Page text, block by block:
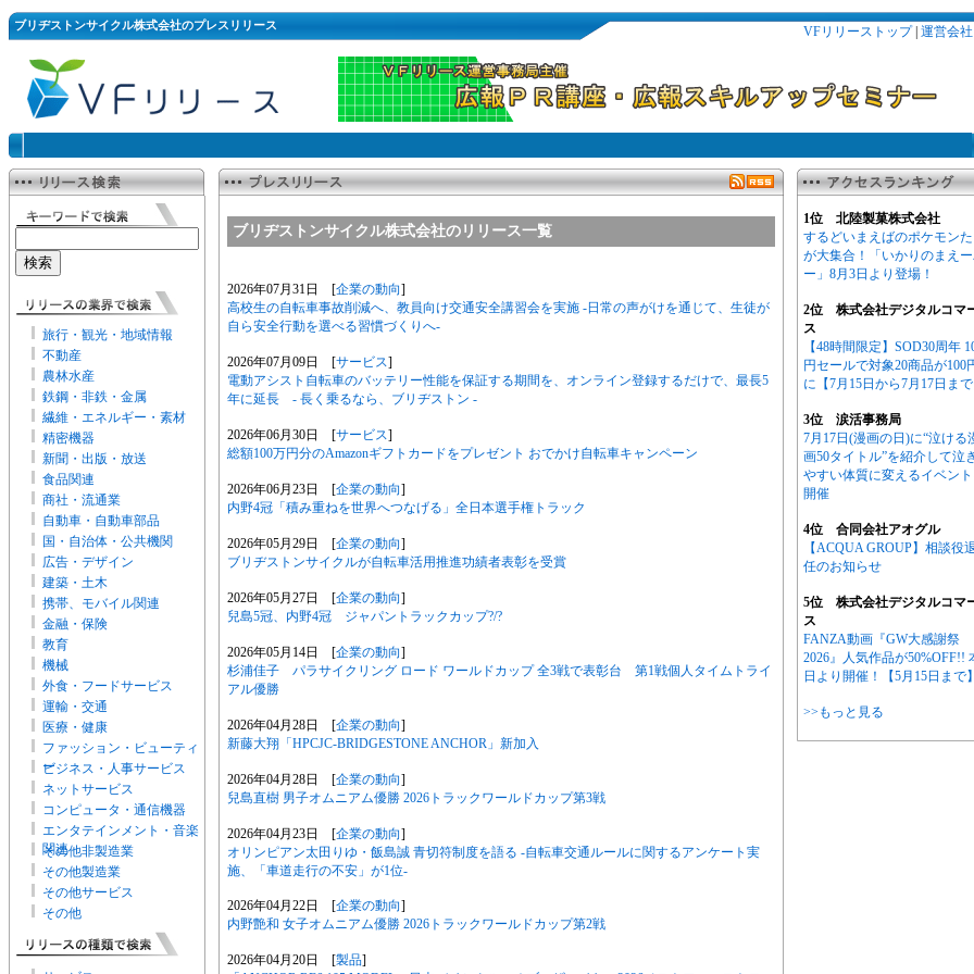
ブリヂストンサイクル株式会社のプレスリリース VFリリーストップ| 運営会社
旅行・観光・地域情報
不動産
農林水産
鉄鋼・非鉄・金属
繊維・エネルギー・素材
精密機器
新聞・出版・放送
食品関連
商社・流通業
自動車・自動車部品
国・自治体・公共機関
広告・デザイン
建築・土木
携帯、モバイル関連
金融・保険
教育
機械
外食・フードサービス
運輸・交通
医療・健康
ファッション・ビューティ
ー
ビジネス・人事サービス
ネットサービス
コンピュータ・通信機器
エンタテインメント・音楽
関連
その他非製造業
その他製造業
その他サービス
その他
ブリヂストンサイクル株式会社のリリース一覧
2026年07月31日 [企業の動向]
高校生の自転車事故削減へ、教員向け交通安全講習会を実施 -日常の声がけを通じて、生徒が
自ら安全行動を選べる習慣づくりへ-
2026年07月09日 [サービス]
電動アシスト自転車のバッテリー性能を保証する期間を、オンライン登録するだけで、最長5
年に延長 - 長く乗るなら、ブリヂストン -
2026年06月30日 [サービス]
総額100万円分のAmazonギフトカードをプレゼント おでかけ自転車キャンペーン
2026年06月23日 [企業の動向]
内野4冠「積み重ねを世界へつなげる」全日本選手権トラック
2026年05月29日 [企業の動向]
ブリヂストンサイクルが自転車活用推進功績者表彰を受賞
2026年05月27日 [企業の動向]
兒島5冠、内野4冠 ジャパントラックカップ?/?
2026年05月14日 [企業の動向]
杉浦佳子 パラサイクリング ロード ワールドカップ 全3戦で表彰台 第1戦個人タイムトライ
アル優勝
2026年04月28日 [企業の動向]
新藤大翔「HPCJC-BRIDGESTONE ANCHOR」新加入
2026年04月28日 [企業の動向]
兒島直樹 男子オムニアム優勝 2026トラックワールドカップ第3戦
2026年04月23日 [企業の動向]
オリンピアン太田りゆ・飯島誠 青切符制度を語る -自転車交通ルールに関するアンケート実
施、「車道走行の不安」が1位-
2026年04月22日 [企業の動向]
内野艶和 女子オムニアム優勝 2026トラックワールドカップ第2戦
2026年04月20日 [製品]
1位 北陸製菓株式会社
するどいまえばのポケモン
が大集合！「いかりのまえ
ー」8月3日より登場！
2位 株式会社デジタルコマ
ス
【48時間限定】SOD30周年
円セールで対象20商品が100
に【7月15日から7月17日まで
3位 涙活事務局
7月17日(漫画の日)に“泣ける
画50タイトル”を紹介して泣
やすい体質に変えるイベン
開催
4位 合同会社アオグル
【ACQUA GROUP】相談役
任のお知らせ
5位 株式会社デジタルコマ
ス
FANZA動画『GW大感謝祭
2026』人気作品が50%OFF!!
日より開催！【5月15日まで】
>>もっと見る